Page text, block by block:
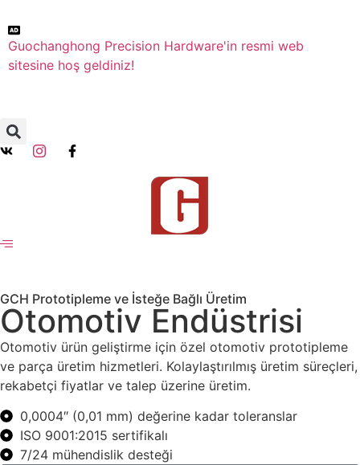
Guochanghong Precision Hardware'in resmi web
sitesine hoş geldiniz!
GCH Prototipleme ve İsteğe Bağlı Üretim
Otomotiv Endüstrisi
Otomotiv ürün geliştirme için özel otomotiv prototipleme
ve parça üretim hizmetleri. Kolaylaştırılmış üretim süreçleri,
rekabetçi fiyatlar ve talep üzerine üretim.
0,0004″ (0,01 mm) değerine kadar toleranslar
ISO 9001:2015 sertifikalı
7/24 mühendislik desteği